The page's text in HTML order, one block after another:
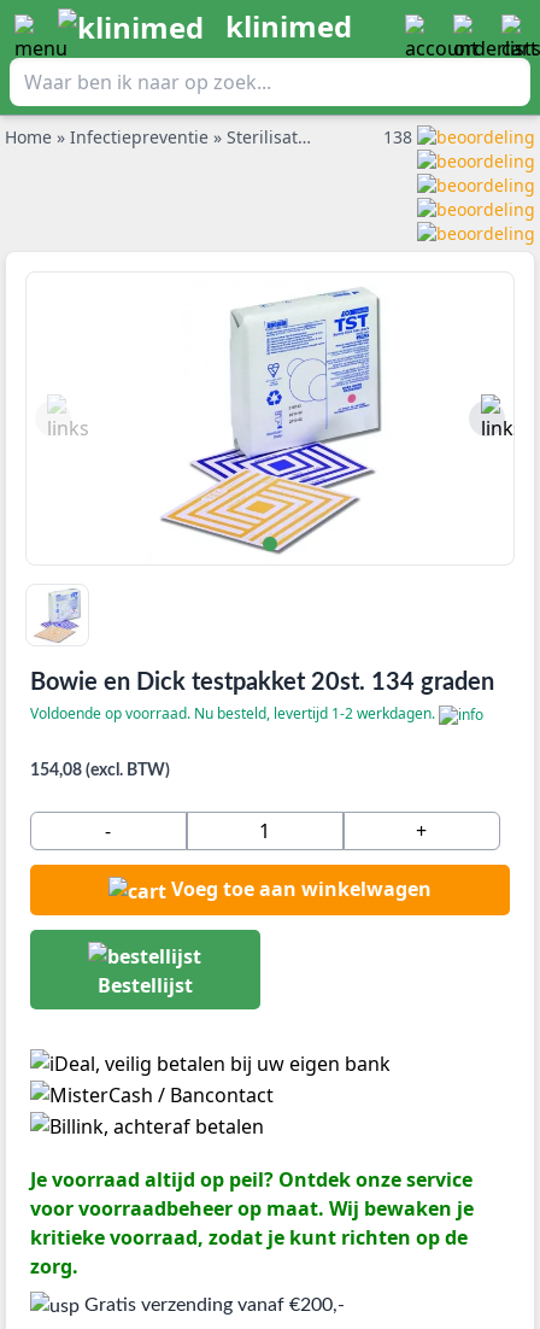
klinimed
Home » Infectiepreventie » Sterilisatie verpakkingen »Bowie en
138
Bowie en Dick testpakket 20st. 134 graden
Voldoende op voorraad. Nu besteld, levertijd 1-2 werkdagen.
154,08 (excl. BTW)
- +
Voeg toe aan winkelwagen
Bestellijst
Je voorraad altijd op peil? Ontdek onze service
voor voorraadbeheer op maat. Wij bewaken je
kritieke voorraad, zodat je kunt richten op de
zorg.
Gratis verzending vanaf €200,-